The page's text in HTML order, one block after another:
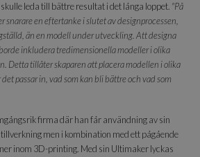
leda till bättre resultat i det långa loppet. "På
snarare en eftertanke i slutet av designprocessen,
än en modell under utveckling. Att designa
inkludera tredimensionella modeller i olika
Detta tillåter skaparen att placera modellen i olika
passar in, vad som kan bli bättre och vad som
firma där han får användning av sin
men i kombination med ett pågående
inom 3D-printing. Med sin Ultimaker lyckas